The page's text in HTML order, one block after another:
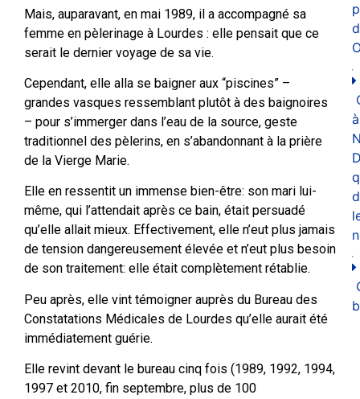
Mais, auparavant, en mai 1989, il a accompagné sa
femme en pèlerinage à Lourdes : elle pensait que ce
serait le dernier voyage de sa vie.
Cependant, elle alla se baigner aux “piscines” –
grandes vasques ressemblant plutôt à des baignoires
– pour s’immerger dans l’eau de la source, geste
traditionnel des pèlerins, en s’abandonnant à la prière
de la Vierge Marie.
Elle en ressentit un immense bien-être: son mari lui-
même, qui l’attendait après ce bain, était persuadé
qu’elle allait mieux. Effectivement, elle n’eut plus jamais
de tension dangereusement élevée et n’eut plus besoin
de son traitement: elle était complètement rétablie.
Peu après, elle vint témoigner auprès du Bureau des
Constatations Médicales de Lourdes qu’elle aurait été
immédiatement guérie.
Elle revint devant le bureau cinq fois (1989, 1992, 1994,
1997 et 2010, fin septembre, plus de 100
à